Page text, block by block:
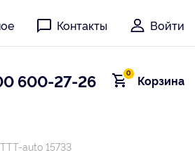
Контакты Войти
600-27-26 Корзина
0
auto 15733